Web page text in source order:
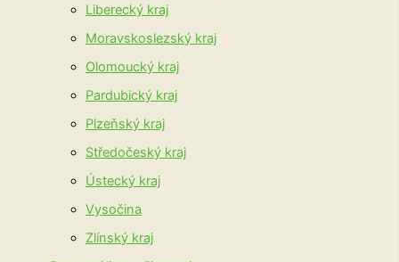
Liberecký kraj
Moravskoslezský kraj
Olomoucký kraj
Pardubický kraj
Plzeňský kraj
Středočeský kraj
Ústecký kraj
Vysočina
Zlínský kraj